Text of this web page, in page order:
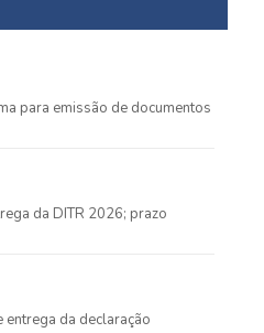
para emissão de documentos
da DITR 2026; prazo
da declaração